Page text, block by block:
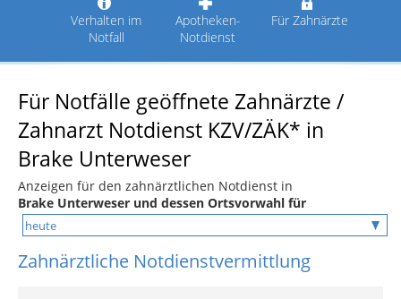
Verhalten im
Notfall
Apotheken-
Notdienst
Für Zahnärzte
Für Notfälle geöffnete Zahnärzte /
Zahnarzt Notdienst KZV/ZÄK* in
Brake Unterweser
Anzeigen für den zahnärztlichen Notdienst in
Brake Unterweser und dessen Ortsvorwahl für
Zahnärztliche Notdienstvermittlung